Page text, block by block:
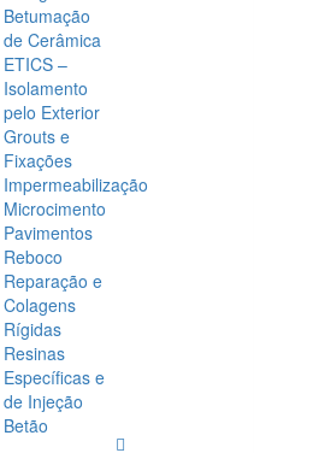
Betumação
de Cerâmica
ETICS –
Isolamento
pelo Exterior
Grouts e
Fixações
Impermeabilização
Microcimento
Pavimentos
Reboco
Reparação e
Colagens
Rígidas
Resinas
Específicas e
de Injeção
Betão